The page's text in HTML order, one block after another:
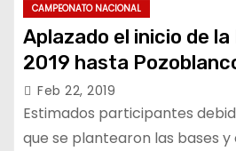
CAMPEONATO NACIONAL
Aplazado el inicio de la
2019 hasta
Feb 22, 2019
Estimados participantes
que se plantearon las bases